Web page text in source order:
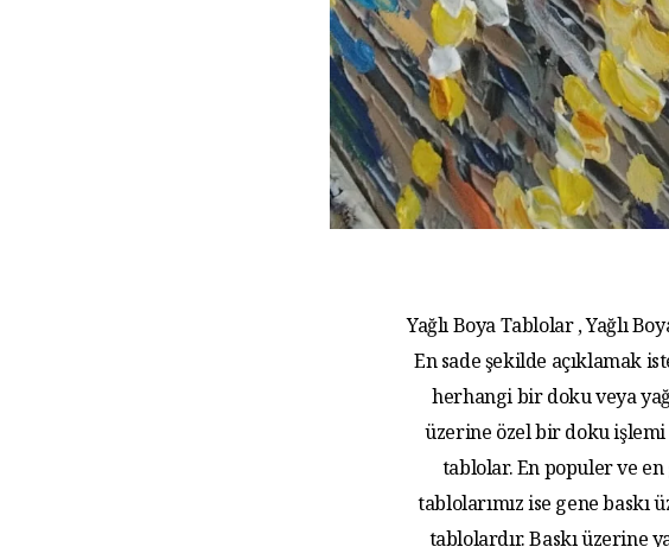
Yağlı Boya Tablolar , Yağlı
En sade şekilde açıklamak
herhangi bir doku veya
üzerine özel bir doku işlemi
tablolar. En populer ve
tablolarımız ise gene baskı